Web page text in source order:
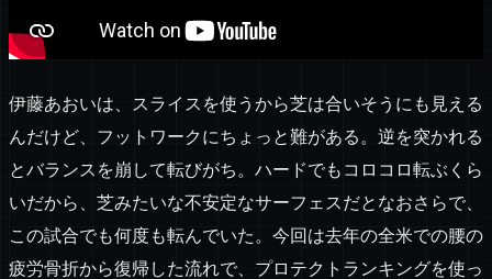
伊藤あおいは、スライスを使うから芝は合いそうにも見える
んだけど、フットワークにちょっと難がある。逆を突かれる
とバランスを崩して転びがち。ハードでもコロコロ転ぶくら
いだから、芝みたいな不安定なサーフェスだとなおさらで、
この試合でも何度も転んでいた。今回は去年の全米での腰の
疲労骨折から復帰した流れで、プロテクトランキングを使っ